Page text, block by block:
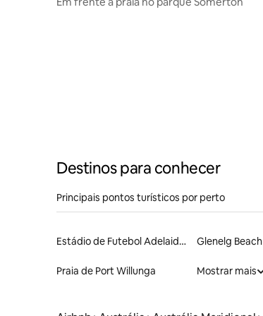
Destinos para conhecer
Principais pontos turísticos por perto
Estádio de Futebol Adelaide Oval Glenelg Beach
Praia de Port Willunga Mostrar mais